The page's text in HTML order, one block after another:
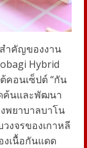
ำคัญของงาน
Hybrid
คอนเซ็ปต์ “กัน
ค้นและพัฒนา
พยาบาลบาโน
งจรของเกาหลี
งเนื้อกันแดด